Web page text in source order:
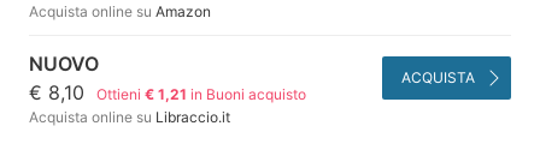
Acquista online su Amazon
NUOVO
€ 8,10
Ottieni€ 1,21 in Buoni acquisto
Acquista online su Libraccio.it
ACQUISTA